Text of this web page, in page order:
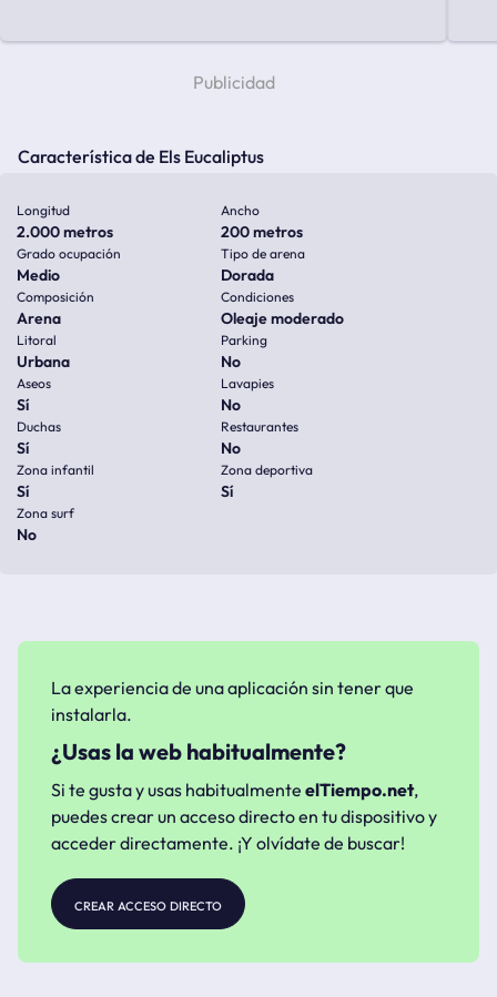
Característica de Els Eucaliptus
Longitud
2.000 metros
Ancho
200 metros
Grado ocupación
Medio
Tipo de arena
Dorada
Composición
Arena
Condiciones
Oleaje moderado
Litoral
Urbana
Parking
No
Aseos
Sí
Lavapies
No
Duchas
Sí
Restaurantes
No
Zona infantil
Sí
Zona deportiva
Sí
Zona surf
No
La experiencia de una aplicación sin tener que
instalarla.
¿Usas la web habitualmente?
Si te gusta y usas habitualmente elTiempo.net,
puedes crear un acceso directo en tu dispositivo y
acceder directamente. ¡Y olvídate de buscar!
crear acceso directo